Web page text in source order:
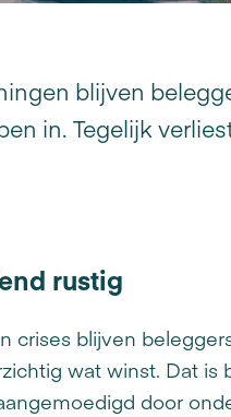
blijven
in. Tegelijk
rustig
crises blijven
wat winst. Dat is
door